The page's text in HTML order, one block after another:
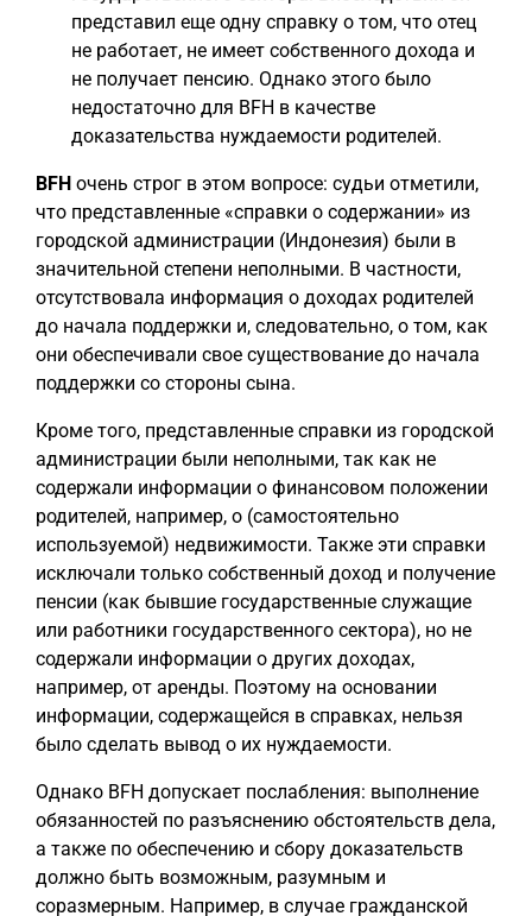
представил еще одну справку о том, что отец
не работает, не имеет собственного дохода и
не получает пенсию. Однако этого было
недостаточно для BFH в качестве
доказательства нуждаемости родителей.
BFH очень строг в этом вопросе: судьи отметили,
что представленные «справки о содержании» из
городской администрации (Индонезия) были в
значительной степени неполными. В частности,
отсутствовала информация о доходах родителей
до начала поддержки и, следовательно, о том, как
они обеспечивали свое существование до начала
поддержки со стороны сына.
Кроме того, представленные справки из городской
администрации были неполными, так как не
содержали информации о финансовом положении
родителей, например, о (самостоятельно
используемой) недвижимости. Также эти справки
исключали только собственный доход и получение
пенсии (как бывшие государственные служащие
или работники государственного сектора), но не
содержали информации о других доходах,
например, от аренды. Поэтому на основании
информации, содержащейся в справках, нельзя
было сделать вывод о их нуждаемости.
Однако BFH допускает послабления: выполнение
обязанностей по разъяснению обстоятельств дела,
а также по обеспечению и сбору доказательств
должно быть возможным, разумным и
соразмерным. Например, в случае гражданской